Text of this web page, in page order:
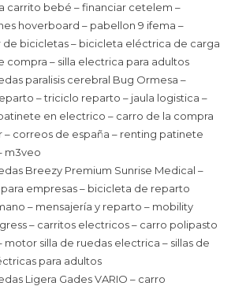
carrito bebé – financiar cetelem –
hoverboard – pabellon 9 ifema –
bicicletas – bicicleta eléctrica de carga
compra – silla electrica para adultos
paralisis cerebral Bug Ormesa –
– triciclo reparto – jaula logistica –
en electrico – carro de la compra
– correos de españa – renting patinete
m3veo
Breezy Premium Sunrise Medical –
empresas – bicicleta de reparto
– mensajería y reparto – mobility
– carritos electricos – carro polipasto
motor silla de ruedas electrica – sillas de
para adultos
Ligera Gades VARIO – carro